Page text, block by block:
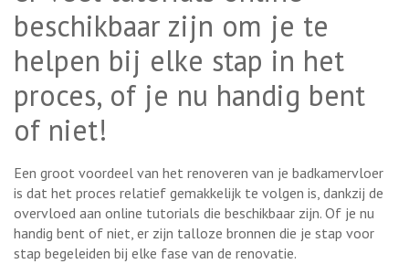
beschikbaar zijn om je te
helpen bij elke stap in het
proces, of je nu handig bent
of niet!
Een groot voordeel van het renoveren van je badkamervloer
is dat het proces relatief gemakkelijk te volgen is, dankzij de
overvloed aan online tutorials die beschikbaar zijn. Of je nu
handig bent of niet, er zijn talloze bronnen die je stap voor
stap begeleiden bij elke fase van de renovatie.